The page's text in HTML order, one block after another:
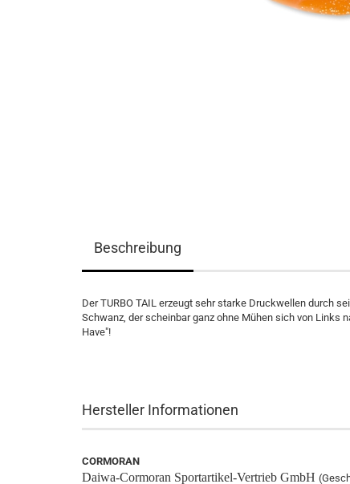
Beschreibung
Der TURBO TAIL erzeugt sehr starke Druckwellen durch
Schwanz, der scheinbar ganz ohne Mühen sich von Links
Have"!
Hersteller Informationen
CORMORAN
Daiwa-Cormoran Sportartikel-Vertrieb GmbH